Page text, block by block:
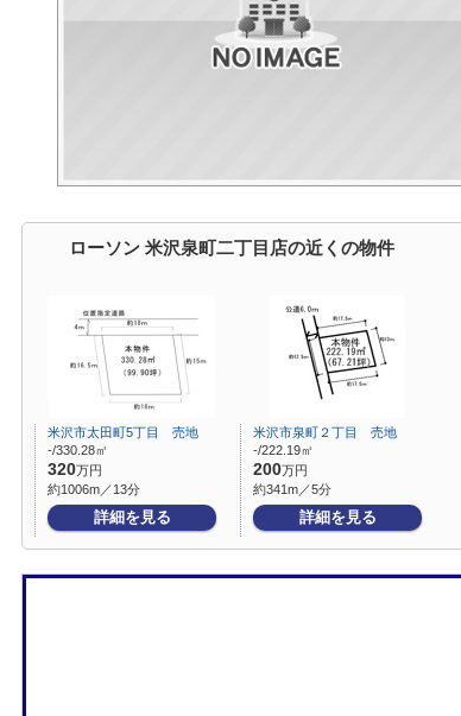
ローソン 米沢泉町二丁目店の近くの物件
米沢市太田町5丁目 売地
-/330.28㎡
320万円
約1006m／13分
詳細を見る
米沢市泉町２丁目 売地
-/222.19㎡
200万円
約341m／5分
詳細を見る